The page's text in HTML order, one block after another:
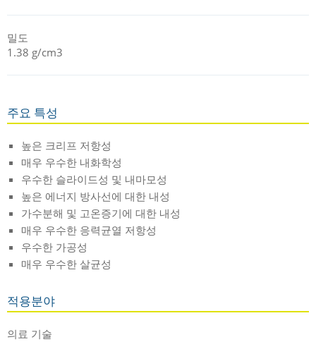
밀도
1.38 g/cm3
주요 특성
높은 크리프 저항성
매우 우수한 내화학성
우수한 슬라이드성 및 내마모성
높은 에너지 방사선에 대한 내성
가수분해 및 고온증기에 대한 내성
매우 우수한 응력균열 저항성
우수한 가공성
매우 우수한 살균성
적용분야
의료 기술